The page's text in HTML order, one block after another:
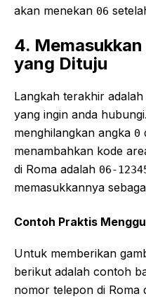
akan menekan 06
4.
yang Dituju
Langkah terakhir
yang ingin anda
menghilangkan angka 0
menambahkan kode
di Roma adalah 06-
memasukkannya
Contoh Praktis
Untuk memberikan
berikut adalah contoh
nomor telepon di Roma